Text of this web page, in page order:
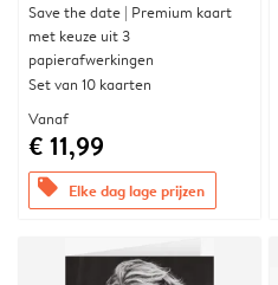
Save the date | Premium kaart
met keuze uit 3
papierafwerkingen
Set van 10 kaarten
Vanaf
€ 11,99
offers Elke dag lage prijzen